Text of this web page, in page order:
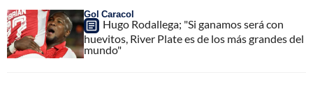
Gol Caracol
Hugo Rodallega; "Si ganamos será con
huevitos, River Plate es de los más grandes del
mundo"